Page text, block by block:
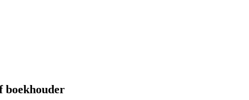
boekhouder